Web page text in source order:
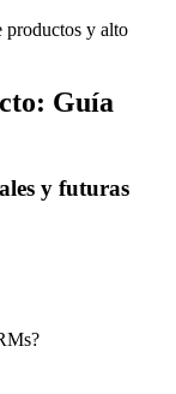
productos y alto
Guía
y futuras